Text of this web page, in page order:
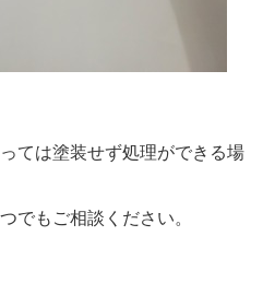
ては塗装せず処理ができる場
でもご相談ください。